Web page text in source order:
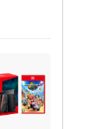
요!
!
세요!
세요!
!
세요!